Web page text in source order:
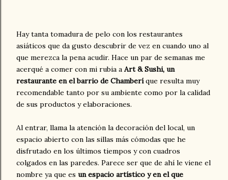
Hay tanta tomadura de pelo con los restaurantes
asiáticos que da gusto descubrir de vez en cuando uno al
que merezca la pena acudir. Hace un par de semanas me
acerqué a comer con mi rubia a Art & Sushi, un
restaurante en el barrio de Chamberíque resulta muy
recomendable tanto por su ambiente como por la calidad
de sus productos y elaboraciones.
Al entrar, llama la atención la decoración del local, un
espacio abierto con las sillas más cómodas que he
disfrutado en los últimos tiempos y con cuadros
colgados en las paredes. Parece ser que de ahí le viene el
nombre ya que es un espacio artístico y en el que